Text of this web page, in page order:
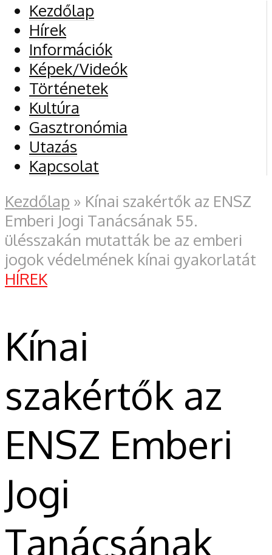
Kezdőlap
Hírek
Információk
Képek/Videók
Történetek
Kultúra
Gasztronómia
Utazás
Kapcsolat
Kezdőlap » Kínai szakértők az ENSZ
Emberi Jogi Tanácsának 55.
ülésszakán mutatták be az emberi
jogok védelmének kínai gyakorlatát
HÍREK
Kínai
szakértők az
ENSZ Emberi
Jogi
Tanácsának